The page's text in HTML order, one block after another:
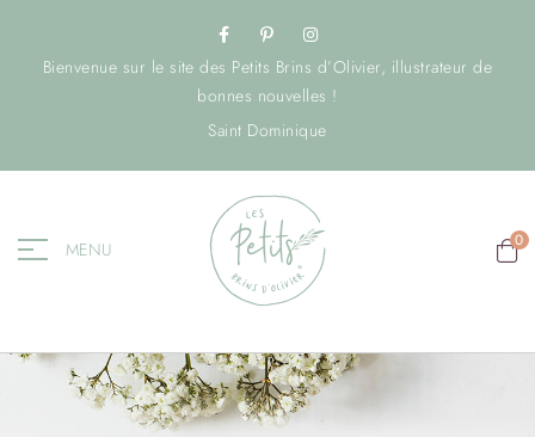
Bienvenue sur le site des Petits Brins d’Olivier, illustrateur de
bonnes nouvelles !
Saint Dominique
MENU 0